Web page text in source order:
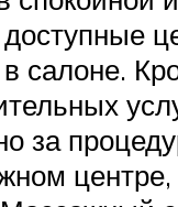
салоне.
за
центре,